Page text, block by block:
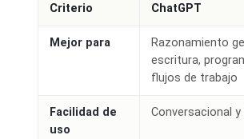
Criterio ChatGPT
Mejor para
Razonamiento
escritura,
flujos de trabajo
Facilidad de
uso
Conversacional y